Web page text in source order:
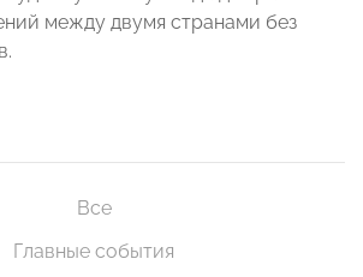
между двумя странами без
Все
Главные события